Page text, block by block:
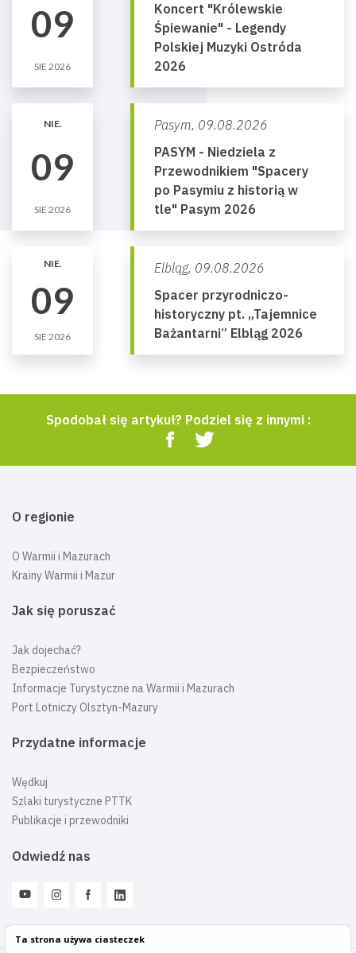
Ta strona używa ciasteczek
09
SIE 2026
Koncert "Królewskie
Śpiewanie" - Legendy
Polskiej Muzyki Ostróda
2026
NIE.
09
SIE 2026
Pasym, 09.08.2026
PASYM - Niedziela z
Przewodnikiem "Spacery
po Pasymiu z historią w
tle" Pasym 2026
NIE.
09
SIE 2026
Elbląg, 09.08.2026
Spacer przyrodniczo-
historyczny pt. „Tajemnice
Bażantarni” Elbląg 2026
Spodobał się artykuł? Podziel się z innymi :
O regionie
O Warmii i Mazurach
Krainy Warmii i Mazur
Jak się poruszać
Jak dojechać?
Bezpieczeństwo
Informacje Turystyczne na Warmii i Mazurach
Port Lotniczy Olsztyn-Mazury
Przydatne informacje
Wędkuj
Szlaki turystyczne PTTK
Publikacje i przewodniki
Odwiedź nas